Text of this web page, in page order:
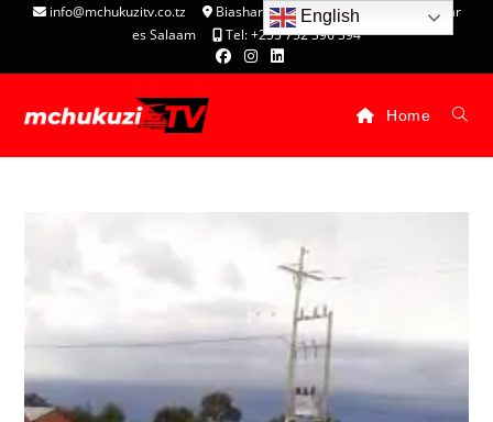
info@mchukuzitv.co.tz
Biashara Complex - P.O. Box 25074, Dar
es Salaam
Tel: +255 752 396 394
Home
English